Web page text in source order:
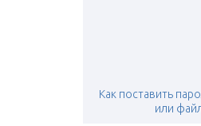
Как поставить
или